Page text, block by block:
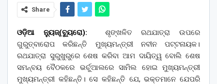
Share
ଓଡ଼ିଆ ନ୍ୟୁଜ୍(ବ୍ୟୁରୋ):
ଶୃଙ୍ଖଳିତ ରଥଯାତ୍ରା ଉପରେ
ଗୁରୁତ୍ବାରୋପ କରିଛନ୍ତି ମୁଖ୍ୟମନ୍ତ୍ରୀ ନବୀନ ପଟ୍ଟନାୟକ।
ରଥଯାତ୍ରା ସୁରୁଖୁରୁରେ ଶେଷ କରିବା ଆମ ଦାୟିତ୍ୱ ବୋଲି ଶେଷ
ସମନ୍ବୟ ବୈଠକରେ ଭର୍ଚୁଆଲରେ ସାମିଲ ହୋଇ ମୁଖ୍ୟମନ୍ତ୍ରୀ
ମୁଖ୍ୟମନ୍ତ୍ରୀ କହିଛନ୍ତି। ସେ କହିଛନ୍ତି ଯେ, ଭକ୍ତମାନେ ଯେପରି